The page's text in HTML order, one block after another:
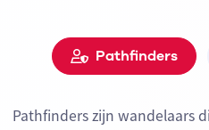
Pathfinders
Pathfinders zijn wandelaars